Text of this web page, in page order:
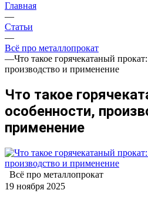
Главная
—
Статьи
—
Всё про металлопрокат
—Что такое горячекатаный
производство и применение
Что такое
особенности,
применение
Всё про металлопрокат
19 ноября 2025